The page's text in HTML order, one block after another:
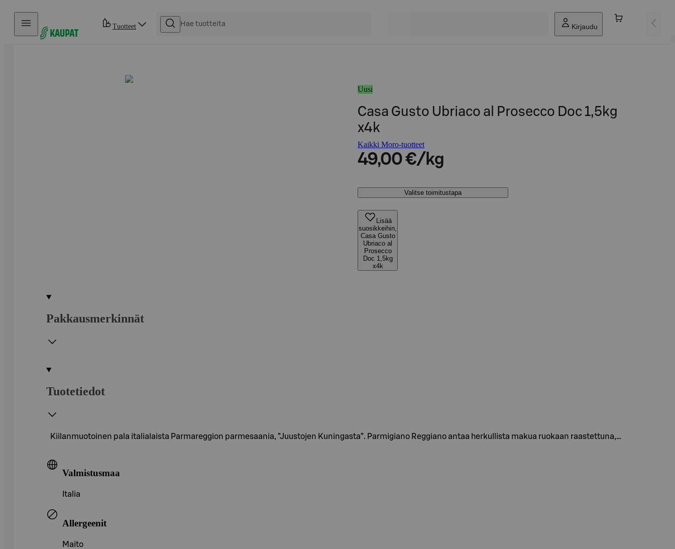
Hyppää sisältöön
Tuotteet Kirjaudu
Uusi
Casa Gusto Ubriaco al Prosecco Doc 1,5kg
x4k
Kaikki Moro-tuotteet
49,00 €/kg
Valitse toimitustapa
Lisää
suosikkeihin,
Casa Gusto
Ubriaco al
Prosecco
Doc 1,5kg
x4k
Pakkausmerkinnät
Tuotetiedot
Kiilanmuotoinen pala italialaista Parmareggion parmesaania, ”Juustojen Kuningasta”. Parmigiano Reggiano antaa herkullista makua ruokaan raastettuna,…
Valmistusmaa
Italia
Allergeenit
Maito